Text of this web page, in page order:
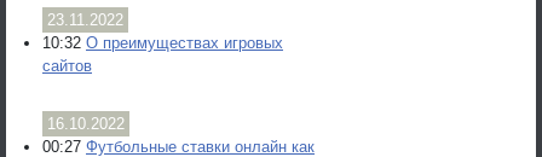
23.11.2022
10:32 О преимуществах игровых
сайтов
16.10.2022
00:27 Футбольные ставки онлайн как